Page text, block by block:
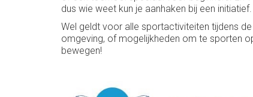
dus wie weet kun je aanhaken bij een initiatief.
Wel geldt voor alle sportactiviteiten tijdens
omgeving, of mogelijkheden om te sporten
bewegen!